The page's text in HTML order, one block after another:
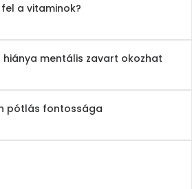
a vitaminok?
hiánya mentális zavart okozhat
pótlás fontossága